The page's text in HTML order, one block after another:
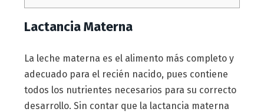
Lactancia Materna
La leche materna es el alimento más completo y
adecuado para el recién nacido, pues contiene
todos los nutrientes necesarios para su correcto
desarrollo. Sin contar que la lactancia materna